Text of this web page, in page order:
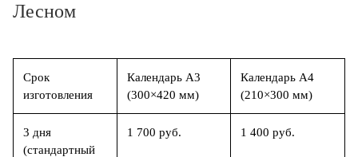
Лесном
Срок
изготовления
Календарь А3
(300×420 мм)
Календарь А4
(210×300 мм)
3 дня
(стандартный
1 700 руб. 1 400 руб.